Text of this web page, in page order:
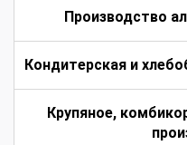
Производство
Кондитерская и
Крупяное,